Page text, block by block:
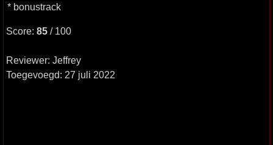
* bonustrack
Score: 85 / 100
Reviewer: Jeffrey
Toegevoegd: 27 juli 2022